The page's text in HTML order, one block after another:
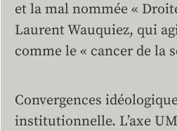
et la mal nommée «
Laurent Wauquiez, qui
comme le « cancer de la
Convergences
institutionnelle. L’axe